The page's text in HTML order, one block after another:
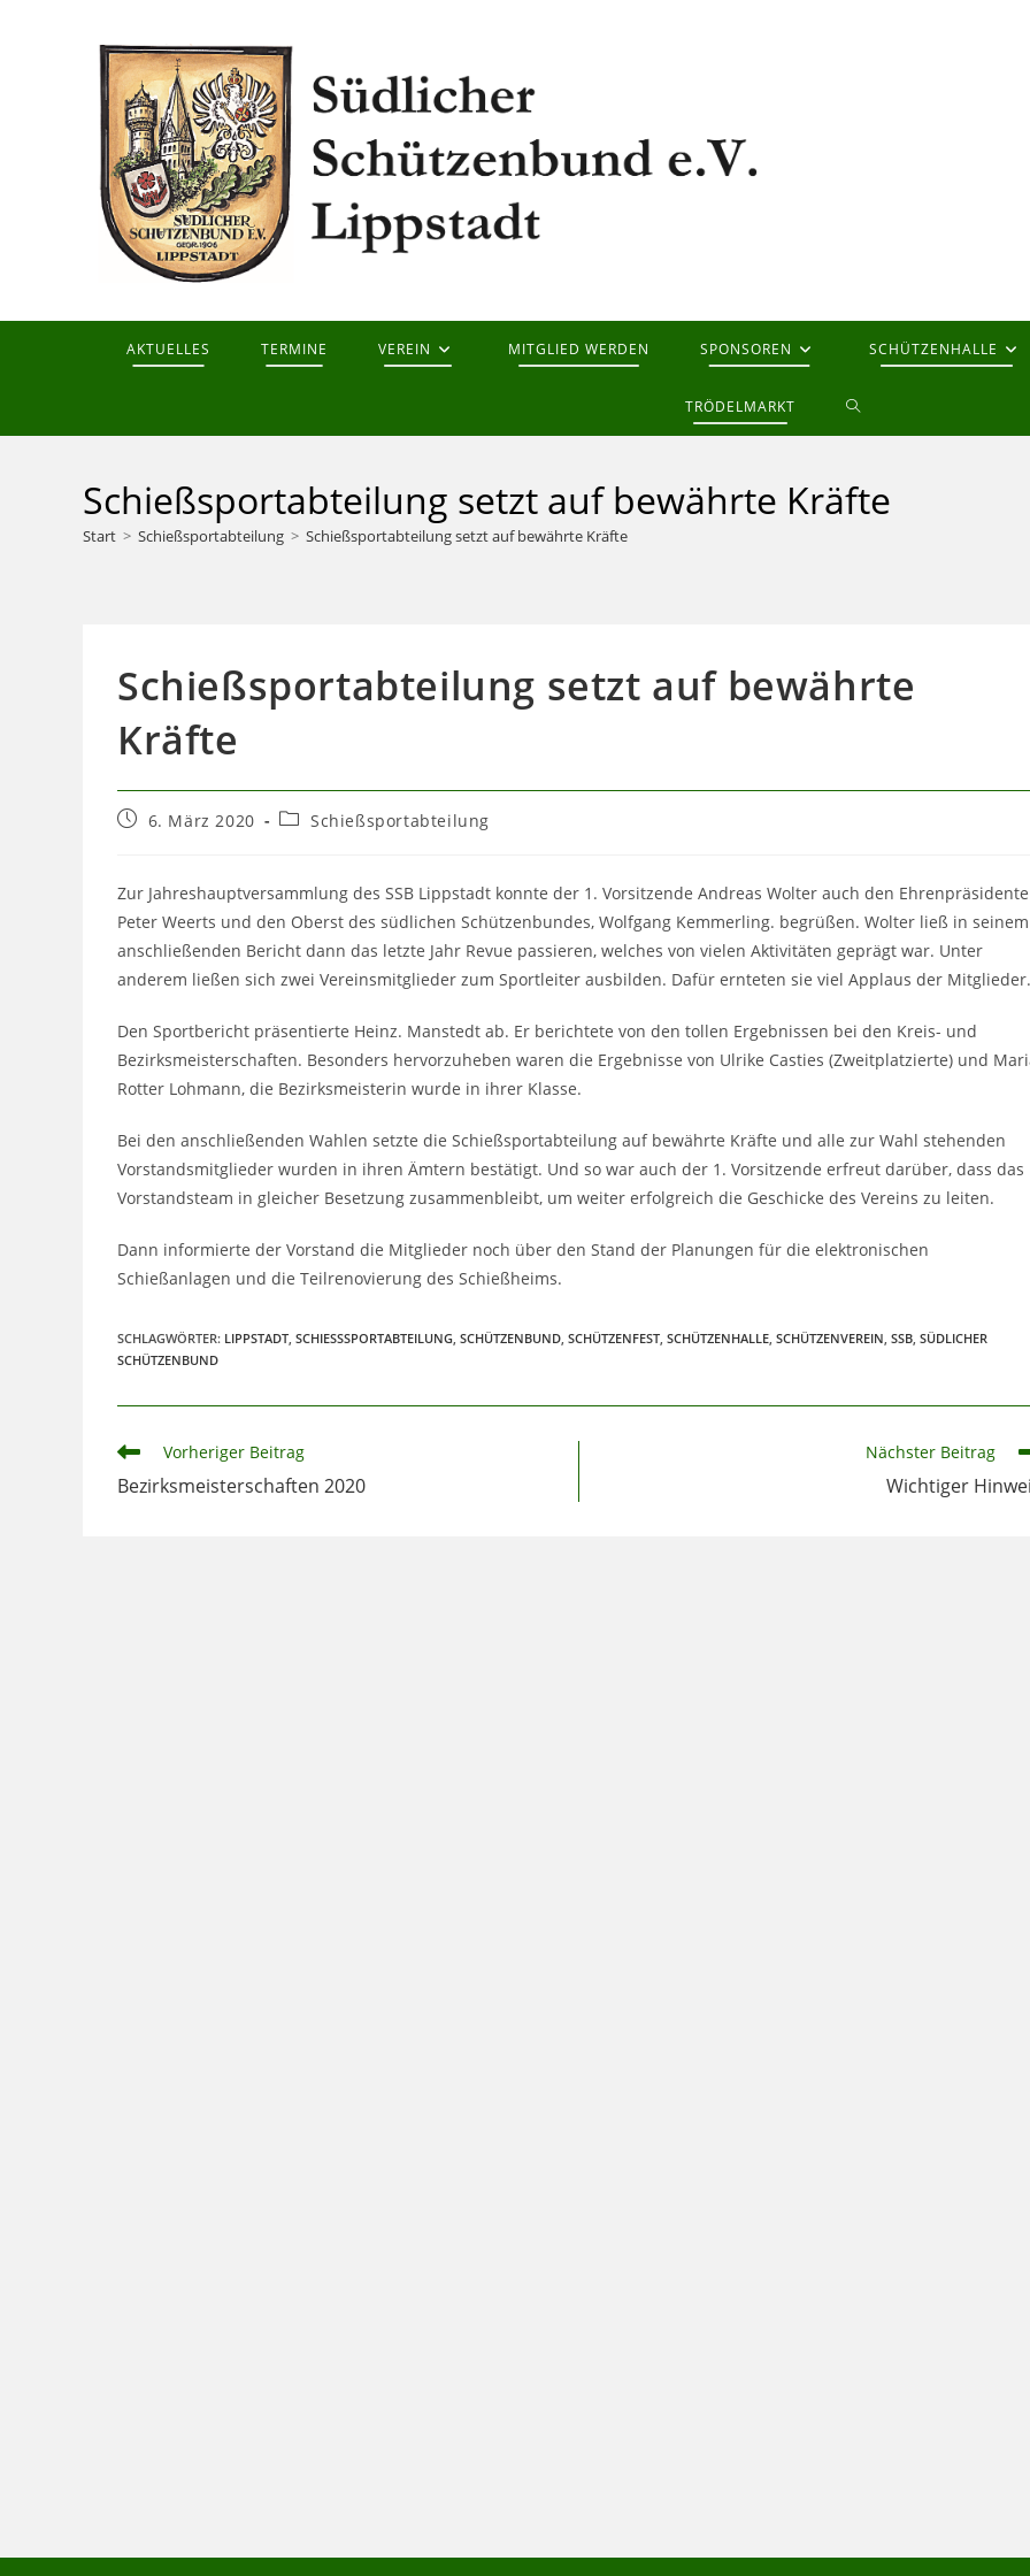
AKTUELLES TERMINE VEREIN MITGLIED WERDEN SPONSOREN SCHÜTZENHALLE
TRÖDELMARKT WEBSITE-
UMSCHALTEN
Schießsportabteilung setzt auf bewährte Kräfte
Start > Schießsportabteilung > Schießsportabteilung setzt auf bewährte Kräfte
Schießsportabteilung setzt auf bewährte
Kräfte
Beitrag6. März 2020
Beitrags-
Schießsportabteilung
Zur Jahreshauptversammlung des SSB Lippstadt konnte der 1. Vorsitzende Andreas Wolter auch den
Peter Weerts und den Oberst des südlichen Schützenbundes, Wolfgang Kemmerling. begrüßen. Wolter ließ in seinem
anschließenden Bericht dann das letzte Jahr Revue passieren, welches von vielen Aktivitäten geprägt war. Unter
anderem ließen sich zwei Vereinsmitglieder zum Sportleiter ausbilden. Dafür ernteten sie viel Applaus der Mitglieder.
Den Sportbericht präsentierte Heinz. Manstedt ab. Er berichtete von den tollen Ergebnissen bei den Kreis- und
Bezirksmeisterschaften. Besonders hervorzuheben waren die Ergebnisse von Ulrike Casties (Zweitplatzierte) und
Rotter Lohmann, die Bezirksmeisterin wurde in ihrer Klasse.
Bei den anschließenden Wahlen setzte die Schießsportabteilung auf bewährte Kräfte und alle zur Wahl stehenden
Vorstandsmitglieder wurden in ihren Ämtern bestätigt. Und so war auch der 1. Vorsitzende erfreut darüber, dass das
Vorstandsteam in gleicher Besetzung zusammenbleibt, um weiter erfolgreich die Geschicke des Vereins zu leiten.
Dann informierte der Vorstand die Mitglieder noch über den Stand der Planungen für die elektronischen
Schießanlagen und die Teilrenovierung des Schießheims.
SCHLAGWÖRTER: LIPPSTADT SCHIESSSPORTABTEILUNG SCHÜTZENBUND SCHÜTZENFEST SCHÜTZENHALLE SCHÜTZENVEREIN SSB SÜDLICHER
SCHÜTZENBUND
Weitere
ansehen
Vorheriger Beitrag
Bezirksmeisterschaften 2020
Nächster Beitrag
Wichtiger